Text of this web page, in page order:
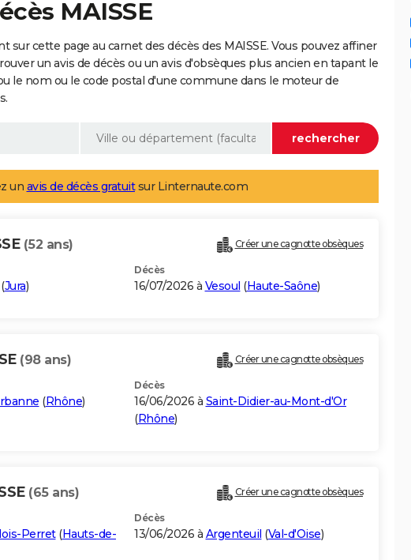
MAISSE
sur cette page au carnet des décès des MAISSE. Vous pouvez affiner
un avis de décès ou un avis d'obsèques plus ancien en tapant le
le nom ou le code postal d'une commune dans le moteur de
un avis de décès gratuitsur Linternaute.com
(52 ans) Créer une cagnotte obsèques
(Jura)
Décès
16/07/2026 à Vesoul (Haute-Saône)
(98 ans) Créer une cagnotte obsèques
(Rhône)
Décès
16/06/2026 à Saint-Didier-au-Mont-d'Or
(Rhône)
(65 ans) Créer une cagnotte obsèques
Perret(Hauts-de-
Décès
13/06/2026 à Argenteuil (Val-d'Oise)